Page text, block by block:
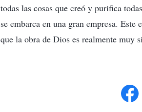
todas las cosas que creó y purifica
se embarca en una gran empresa.
que la obra de Dios es realmente muy